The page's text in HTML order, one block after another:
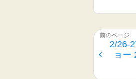
2/26-
ョー